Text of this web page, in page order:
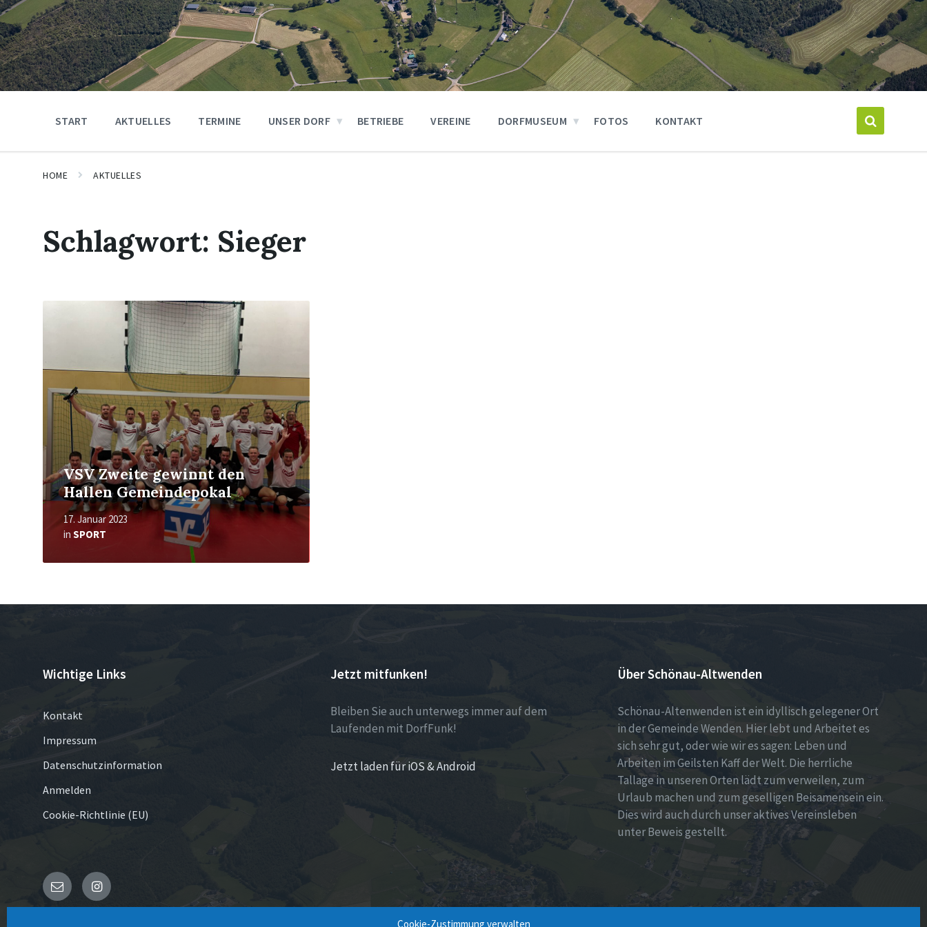
Cookie-Zustimmung verwalten
START AKTUELLES TERMINE UNSER DORF BETRIEBE VEREINE DORFMUSEUM FOTOS KONTAKT
HOME AKTUELLES
Schlagwort: Sieger
VSV Zweite gewinnt den
Hallen Gemeindepokal
17. Januar 2023
in SPORT
Mehr
Wichtige Links
Kontakt
Impressum
Datenschutzinformation
Anmelden
Cookie-Richtlinie (EU)
Jetzt mitfunken!
Bleiben Sie auch unterwegs immer auf dem
Laufenden mit DorfFunk!
Jetzt laden für iOS & Android
Über Schönau-Altwenden
Schönau-Altenwenden ist ein idyllisch gelegener Ort
in der Gemeinde Wenden. Hier lebt und Arbeitet es
sich sehr gut, oder wie wir es sagen: Leben und
Arbeiten im Geilsten Kaff der Welt. Die herrliche
Tallage in unseren Orten lädt zum verweilen, zum
Urlaub machen und zum geselligen Beisamensein ein.
Dies wird auch durch unser aktives Vereinsleben
unter Beweis gestellt.
E- Instagram